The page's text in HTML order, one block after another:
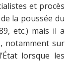
et procès
la poussée du
etc.) mais il a
notamment sur
lorsque les